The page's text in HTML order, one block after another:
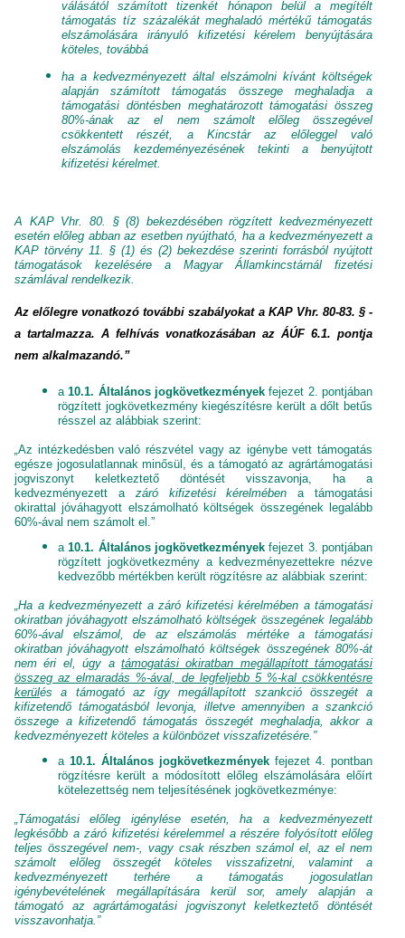
válásától számított tizenkét hónapon belül a megítélt
támogatás tíz százalékát meghaladó mértékű támogatás
elszámolására irányuló kifizetési kérelem benyújtására
köteles, továbbá
ha a kedvezményezett által elszámolni kívánt költségek
alapján számított támogatás összege meghaladja a
támogatási döntésben meghatározott támogatási összeg
80%-ának az el nem számolt előleg összegével
csökkentett részét, a Kincstár az előleggel való
elszámolás kezdeményezésének tekinti a benyújtott
kifizetési kérelmet.
A KAP Vhr. 80. § (8) bekezdésében rögzített kedvezményezett
esetén előleg abban az esetben nyújtható, ha a kedvezményezett a
KAP törvény 11. § (1) és (2) bekezdése szerinti forrásból nyújtott
támogatások kezelésére a Magyar Államkincstárnál fizetési
számlával rendelkezik.
Az előlegre vonatkozó további szabályokat a KAP Vhr. 80-83. § -
a tartalmazza. A felhívás vonatkozásában az ÁÚF 6.1. pontja
nem alkalmazandó.”
a10.1. Általános jogkövetkezmények fejezet 2. pontjában
rögzített jogkövetkezmény kiegészítésre került a dőlt betűs
résszel az alábbiak szerint:
„Az intézkedésben való részvétel vagy az igénybe vett támogatás
egésze jogosulatlannak minősül, és a támogató az agrártámogatási
jogviszonyt keletkeztető döntését visszavonja, ha a
kedvezményezett a záró kifizetési kérelmében a támogatási
okirattal jóváhagyott elszámolható költségek összegének legalább
60%-ával nem számolt el.”
a10.1. Általános jogkövetkezmények fejezet 3. pontjában
rögzített jogkövetkezmény a kedvezményezettekre nézve
kedvezőbb mértékben került rögzítésre az alábbiak szerint:
„Ha a kedvezményezett a záró kifizetési kérelmében a támogatási
okiratban jóváhagyott elszámolható költségek összegének legalább
60%-ával elszámol, de az elszámolás mértéke a támogatási
okiratban jóváhagyott elszámolható költségek összegének 80%-át
nem éri el, úgy a támogatási okiratban megállapított támogatási
összeg az elmaradás %-ával, de legfeljebb 5 %-kal csökkentésre
kerülés a támogató az így megállapított szankció összegét a
kifizetendő támogatásból levonja, illetve amennyiben a szankció
összege a kifizetendő támogatás összegét meghaladja, akkor a
kedvezményezett köteles a különbözet visszafizetésére.”
a 10.1. Általános jogkövetkezmények fejezet 4. pontban
rögzítésre került a módosított előleg elszámolására előírt
kötelezettség nem teljesítésének jogkövetkezménye:
„Támogatási előleg igénylése esetén, ha a kedvezményezett
legkésőbb a záró kifizetési kérelemmel a részére folyósított előleg
teljes összegével nem-, vagy csak részben számol el, az el nem
számolt előleg összegét köteles visszafizetni, valamint a
kedvezményezett terhére a támogatás jogosulatlan
igénybevételének megállapítására kerül sor, amely alapján a
támogató az agrártámogatási jogviszonyt keletkeztető döntését
visszavonhatja.”